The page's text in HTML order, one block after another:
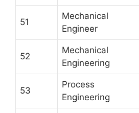
51
Mechanical
Engineer
52
Mechanical
Engineering
53
Process
Engineering